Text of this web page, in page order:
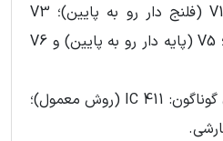
نحوه نصب موتور: V1 (فلنج دار رو به پایین)؛ V3
(فلنج دار رو به بالا)؛ V5 (پایه دار رو به پایین) و V6
روش‌های خنک کاری گوناگون: IC 411 (روش معمول)؛